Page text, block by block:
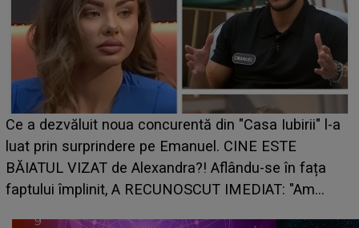
Ce a dezvăluit noua concurentă din "Casa Iubirii" l-a
luat prin surprindere pe Emanuel. CINE ESTE
BĂIATUL VIZAT de Alexandra?! Aflându-se în fața
faptului împlinit, A RECUNOSCUT IMEDIAT: "Am